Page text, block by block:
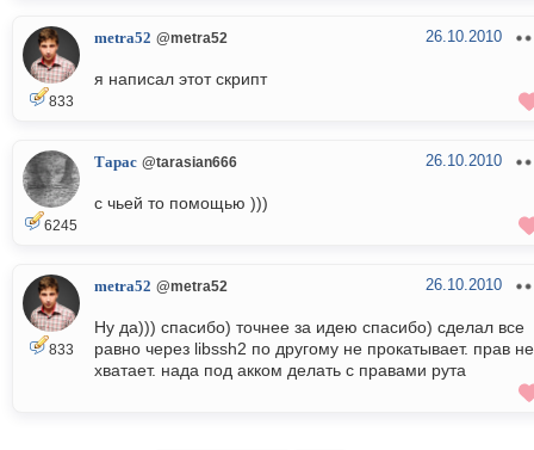
833
metra52 @metra52 26.10.2010
я написал этот скрипт
6245
Тарас @tarasian666 26.10.2010
с чьей то помощью )))
833
metra52 @metra52 26.10.2010
Ну да))) спасибо) точнее за идею спасибо) сделал все
равно через libssh2 по другому не прокатывает. прав не
хватает. нада под акком делать с правами рута